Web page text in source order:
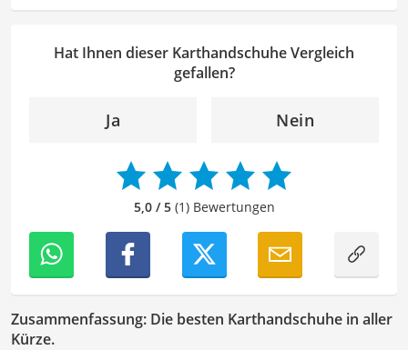
behandeln Themen wie Kindergesundheit, Ernährung,
Entwicklungsmilestones sowie Elternschaft, um Eltern
unterstützen und zu fördern.
besonders empfehlenswert für
Motorsportler
Hat Ihnen dieser Karthandschuhe Vergleich
gefallen?
Ja Nein
5,0 / 5(1) Bewertungen
Zusammenfassung: Die besten Karthandschuhe in aller
Kürze.